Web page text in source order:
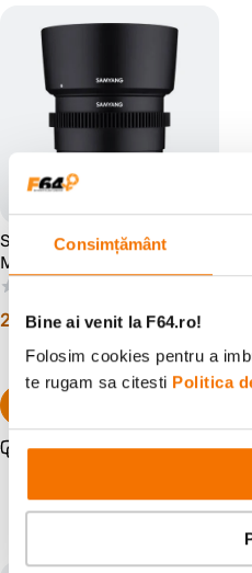
Consimțământ
Bine ai venit la F64.ro!
Folosim cookies pentru a
te rugam sa citesti Politica
Samyang 85mm T1.5 VDSLR
MK2 Montura Canon RF
2 299 lei
Pachet promo disponibil